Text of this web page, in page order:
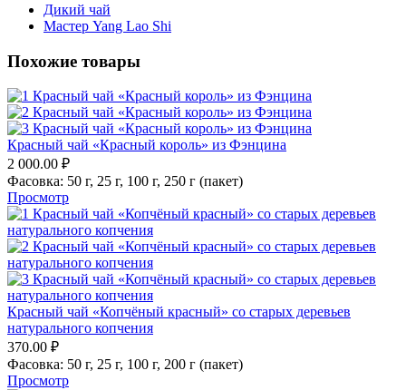
Дикий чай
Мастер Yang Lao Shi
Похожие товары
Красный чай «Красный король» из Фэнцина
2 000.00 ₽
Фасовка: 50 г, 25 г, 100 г, 250 г (пакет)
Просмотр
Красный чай «Копчёный красный» со старых деревьев
натурального копчения
370.00 ₽
Фасовка: 50 г, 25 г, 100 г, 200 г (пакет)
Просмотр